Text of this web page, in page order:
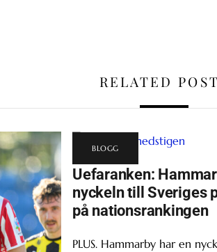
RELATED
BLOGG
Uefaranken:
nyckeln till Sveriges
på nationsrankingen
PLUS. Hammarby har en